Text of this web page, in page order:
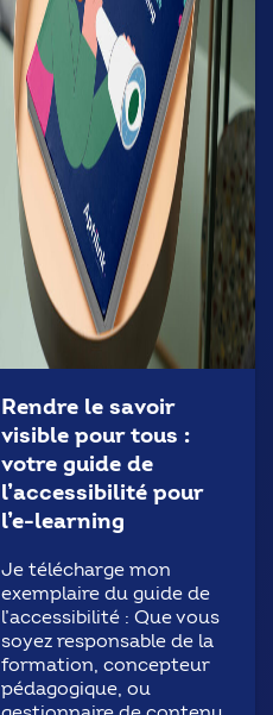
Rendre le savoir
visible pour tous :
votre guide de
l’accessibilité pour
l’e-learning
Je télécharge mon
exemplaire du guide de
l’accessibilité : Que vous
soyez responsable de la
formation, concepteur
pédagogique, ou